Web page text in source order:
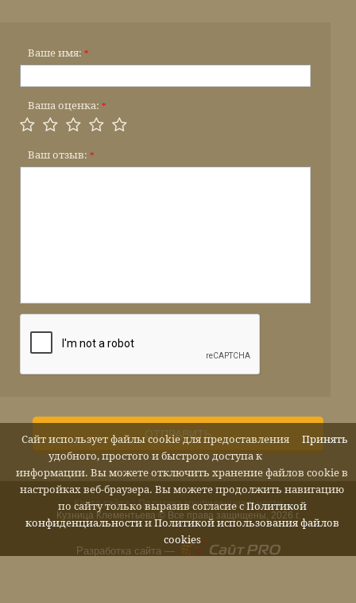
Ваше имя: *
Ваша оценка: *
Ваш отзыв: *
ОТПРАВИТЬ
Кузница Клементьева © Все права защищены, 2026 г.
Карта сайта Политика конфиденциальности
Разработка сайта —
Принять
Сайт использует файлы cookie для предоставления
удобного, простого и быстрого доступа к
информации. Вы можете отключить хранение файлов cookie в
настройках веб-браузера. Вы можете продолжить навигацию
по сайту только выразив согласие с Политикой
конфиденциальностии Политикой использования файлов
cookies